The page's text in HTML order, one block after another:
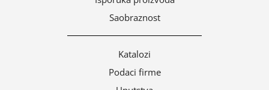
Saobraznost
Katalozi
Podaci firme